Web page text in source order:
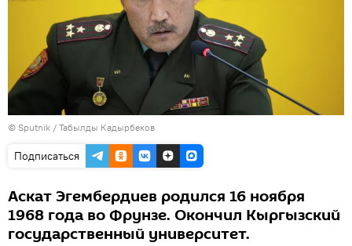
© Sputnik / Табылды Кадырбеков
Подписаться
Аскат Эгембердиев родился 16 ноября
1968 года во Фрунзе. Окончил Кыргызский
государственный университет.